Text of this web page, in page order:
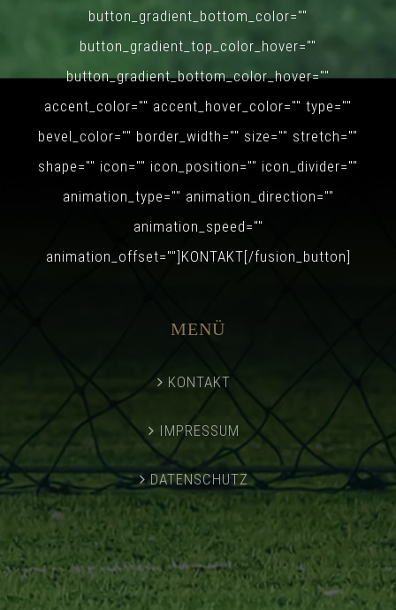
button_gradient_bottom_color=""
button_gradient_top_color_hover=""
button_gradient_bottom_color_hover=""
accent_color="" accent_hover_color="" type=""
bevel_color="" border_width="" size="" stretch=""
shape="" icon="" icon_position="" icon_divider=""
animation_type="" animation_direction=""
animation_speed=""
animation_offset=""]KONTAKT[/fusion_button]
MENÜ
KONTAKT
IMPRESSUM
DATENSCHUTZ